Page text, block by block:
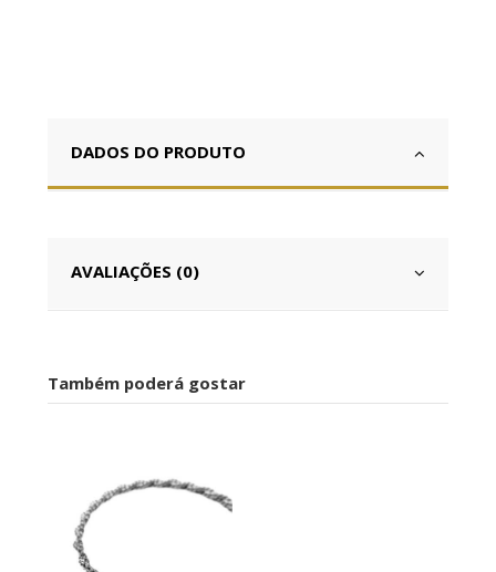
DADOS DO PRODUTO
AVALIAÇÕES (0)
Também poderá gostar